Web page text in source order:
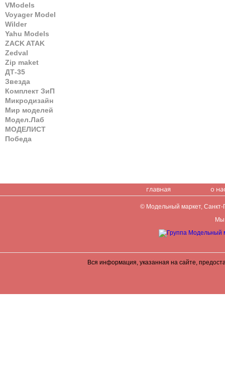
VModels
Voyager Model
Wilder
Yahu Models
ZACK ATAK
Zedval
Zip maket
ДТ-35
Звезда
Комплект ЗиП
Микродизайн
Мир моделей
Модел.Лаб
МОДЕЛИСТ
Победа
главная о
© Модельный маркет, Санкт-
Мы
Вся информация, указанная на сайте,